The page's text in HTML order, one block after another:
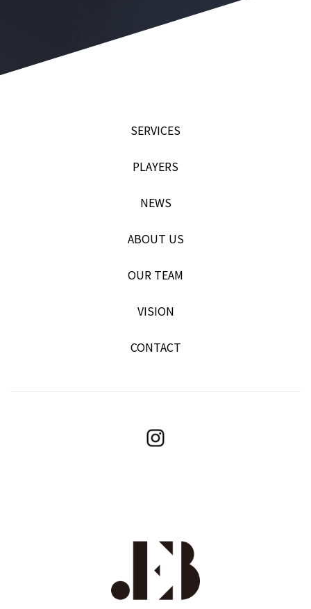
SERVICES
PLAYERS
NEWS
ABOUT US
OUR TEAM
VISION
CONTACT